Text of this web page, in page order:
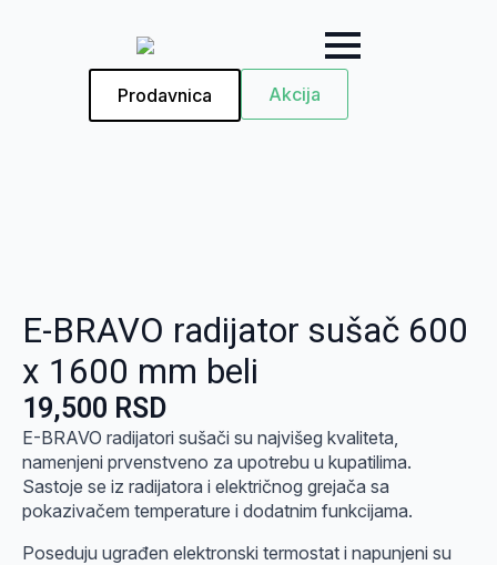
Prodavnica Akcija
E-BRAVO radijator sušač 600
x 1600 mm beli
19,500 RSD
E-BRAVO radijatori sušači su najvišeg kvaliteta,
namenjeni prvenstveno za upotrebu u kupatilima.
Sastoje se iz radijatora i električnog grejača sa
pokazivačem temperature i dodatnim funkcijama.
Poseduju ugrađen elektronski termostat i napunjeni su